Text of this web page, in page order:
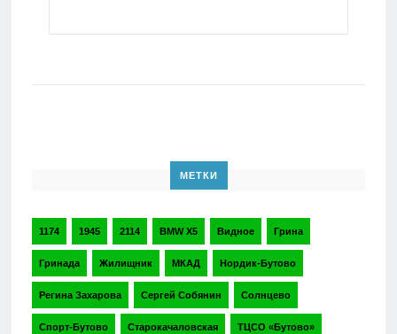
МЕТКИ
1174 1945 2114 BMW X5 Видное Грина
Гринада Жилищник МКАД Нордик-Бутово
Регина Захарова Сергей Собянин Солнцево
Спорт-Бутово Старокачаловская ТЦСО «Бутово»